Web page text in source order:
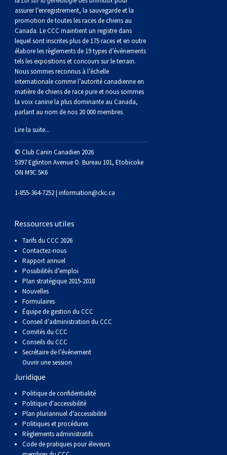
Braque de Weimar
Saint Bernard
Dogue du Tibet
Laika de lakoutie
assurer l’enregistrement, la sauvegarde et la
promotion de toutes les races de chiens au
Canada. Le CCC maintient un registre dans
lequel sont inscrites plus de 175 races et en outre
élabore les règlements de 19 types d’événements
tels les expositions et concours sur le terrain.
Nous sommes reconnus à l’échelle
internationale comme l’autorité canadienne en
matière de chiens de race pure et nous sommes
la voix canine la plus dominante au Canada,
parlant au nom de nos 20 000 membres.
Lire la suite...
© Club Canin Canadien 2026
5397 Eglinton Avenue O. Bureau 101, Etobicoke
ON M9C 5K6
1-855-364-7252 | information@ckc.ca
Ressources utiles
Tarifs du CCC 2026
Contactez-nous
Rapport annuel
Possibilités d’emploi
Plan stratégique 2015-2018
Nouvelles
Formulaires
Équipe de gestion du CCC
Conseil d’administration du CCC
Comités du CCC
Conseils du CCC
Secrétaire de l’événement
Ouvrir une session
Juridique
Politique de confidentialité
Politique d'accessibilité
Plan pluriannuel d'accessibilité
Politiques et procédures
Règlements administratifs
Code de pratiques pour éleveurs